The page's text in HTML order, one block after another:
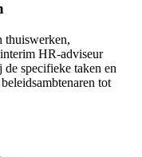
thuiswerken,
HR-adviseur
specifieke taken en
tot